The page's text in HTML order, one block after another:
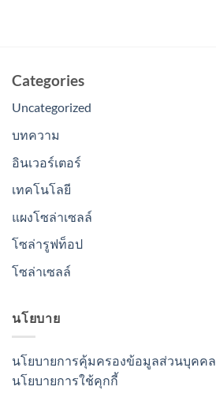
Categories
Uncategorized
บทความ
อินเวอร์เตอร์
เทคโนโลยี
แผงโซล่าเซลล์
โซล่ารูฟท็อป
โซล่าเซลล์
นโยบาย
นโยบายการคุ้มครองข้อมูลส่วนบุคคล
นโยบายการใช้คุกกี้